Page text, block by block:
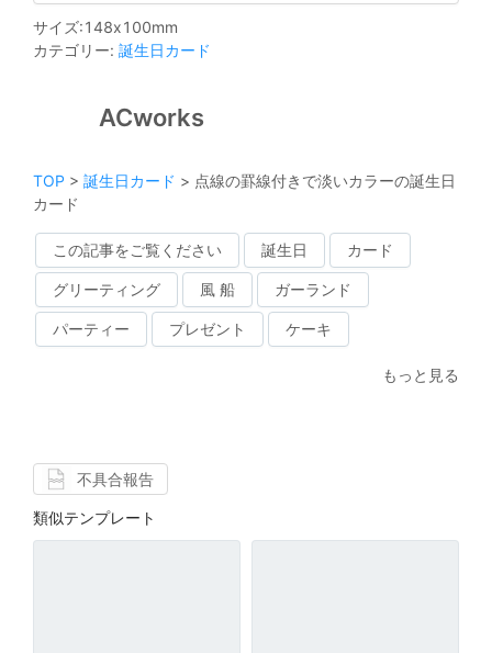
サイズ:148x100mm
カテゴリー: 誕生日カード
ACworks
TOP > 誕生日カード > 点線の罫線付きで淡いカラーの誕生日
カード
この記事をご覧ください 誕生日 カード
グリーティング 風 船 ガーランド
パーティー プレゼント ケーキ
もっと見る
不具合報告
類似テンプレート